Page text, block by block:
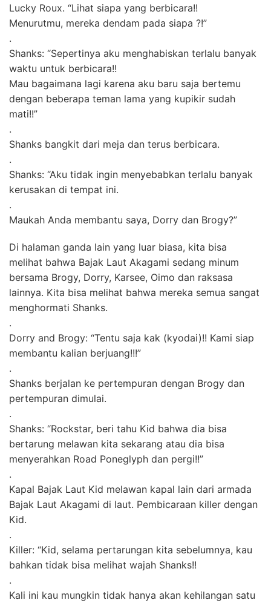
Lucky Roux. “Lihat siapa yang berbicara!!
Menurutmu, mereka dendam pada siapa ?!”
.
Shanks: “Sepertinya aku menghabiskan terlalu banyak
waktu untuk berbicara!!
Mau bagaimana lagi karena aku baru saja bertemu
dengan beberapa teman lama yang kupikir sudah
mati!!”
.
Shanks bangkit dari meja dan terus berbicara.
.
Shanks: “Aku tidak ingin menyebabkan terlalu banyak
kerusakan di tempat ini.
.
Maukah Anda membantu saya, Dorry dan Brogy?”
Di halaman ganda lain yang luar biasa, kita bisa
melihat bahwa Bajak Laut Akagami sedang minum
bersama Brogy, Dorry, Karsee, Oimo dan raksasa
lainnya. Kita bisa melihat bahwa mereka semua sangat
menghormati Shanks.
.
Dorry and Brogy: “Tentu saja kak (kyodai)!! Kami siap
membantu kalian berjuang!!!”
.
Shanks berjalan ke pertempuran dengan Brogy dan
pertempuran dimulai.
.
Shanks: “Rockstar, beri tahu Kid bahwa dia bisa
bertarung melawan kita sekarang atau dia bisa
menyerahkan Road Poneglyph dan pergi!!”
.
Kapal Bajak Laut Kid melawan kapal lain dari armada
Bajak Laut Akagami di laut. Pembicaraan killer dengan
Kid.
.
Killer: “Kid, selama pertarungan kita sebelumnya, kau
bahkan tidak bisa melihat wajah Shanks!!
.
Kali ini kau mungkin tidak hanya akan kehilangan satu